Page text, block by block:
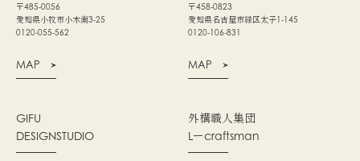
〒485-0056
愛知県小牧市小木南3-25
0120-055-562
MAP
〒458-0823
愛知県名古屋市緑区太子1-145
0120-106-831
MAP
GIFU
DESIGNSTUDIO
外構職人集団
Lーcraftsman